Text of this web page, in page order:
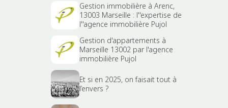
Gestion immobilière à Arenc,
13003 Marseille : l''expertise de
l''agence immobilière Pujol
Gestion d'appartements à
Marseille 13002 par l'agence
immobilière Pujol
Et si en 2025, on faisait tout à
l’envers ?